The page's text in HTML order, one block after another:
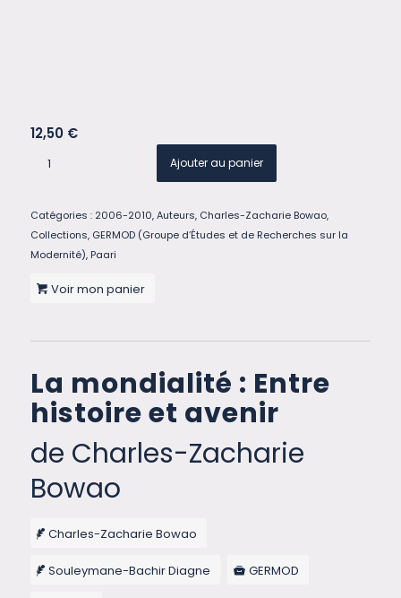
12,50 €
Ajouter au panier
Catégories : 2006-2010,Auteurs, Charles-Zacharie Bowao,
Collections, GERMOD (Groupe d’Études et de Recherches sur la
Modernité), Paari
Voir mon panier
La mondialité : Entre
histoire et avenir
de Charles-Zacharie
Bowao
Charles-Zacharie Bowao
Souleymane-Bachir Diagne GERMOD